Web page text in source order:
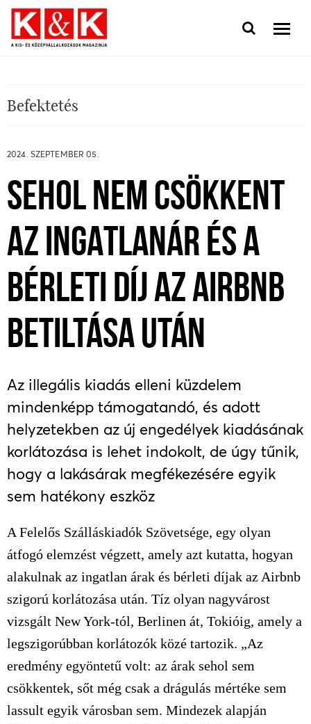
Befektetés
2024. SZEPTEMBER 05.
SEHOL NEM CSÖKKENT
AZ INGATLANÁR ÉS A
BÉRLETI DÍJ AZ AIRBNB
BETILTÁSA UTÁN
Az illegális kiadás elleni küzdelem
mindenképp támogatandó, és adott
helyzetekben az új engedélyek kiadásának
korlátozása is lehet indokolt, de úgy tűnik,
hogy a lakásárak megfékezésére egyik
sem hatékony eszköz
A Felelős Szálláskiadók Szövetsége, egy olyan
átfogó elemzést végzett, amely azt kutatta, hogyan
alakulnak az ingatlan árak és bérleti díjak az Airbnb
szigorú korlátozása után. Tíz olyan nagyvárost
vizsgált New York-tól, Berlinen át, Tokióig, amely a
legszigorúbban korlátozók közé tartozik. „Az
eredmény egyöntetű volt: az árak sehol sem
csökkentek, sőt még csak a drágulás mértéke sem
lassult egyik városban sem. Mindezek alapján